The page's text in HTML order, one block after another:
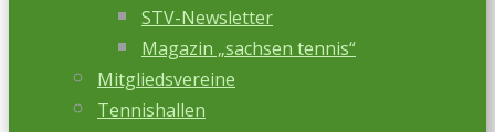
STV-Newsletter
Magazin „sachsen tennis“
Mitgliedsvereine
Tennishallen